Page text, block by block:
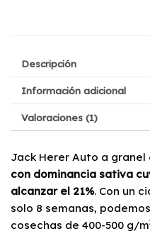
Descripción
Información adicional
Valoraciones (1)
Jack Herer Auto a
con dominancia sativa
alcanzar el 21%. Con un
solo 8 semanas,
cosechas de 400-500 g/m